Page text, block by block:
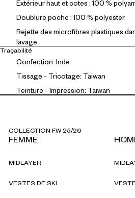
Extérieur haut et cotes : 100 %
Doublure poche : 100 % polyester
Rejette des microfibres plastiques
lavage
Traçabilité
Confection: Inde
Tissage - Tricotage: Taiwan
Teinture - Impression: Taiwan
COLLECTION FW 25/26
FEMME
MIDLAYER
VESTES DE SKI